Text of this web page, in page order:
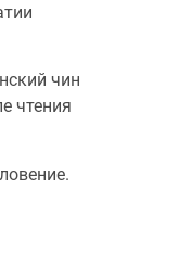
чин
чтения